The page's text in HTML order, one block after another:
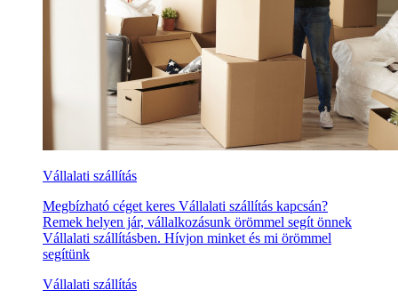
Vállalati szállítás
Megbízható céget keres Vállalati szállítás kapcsán?
Remek helyen jár, vállalkozásunk örömmel segít önnek
Vállalati szállításben. Hívjon minket és mi örömmel
segítünk
Vállalati szállítás